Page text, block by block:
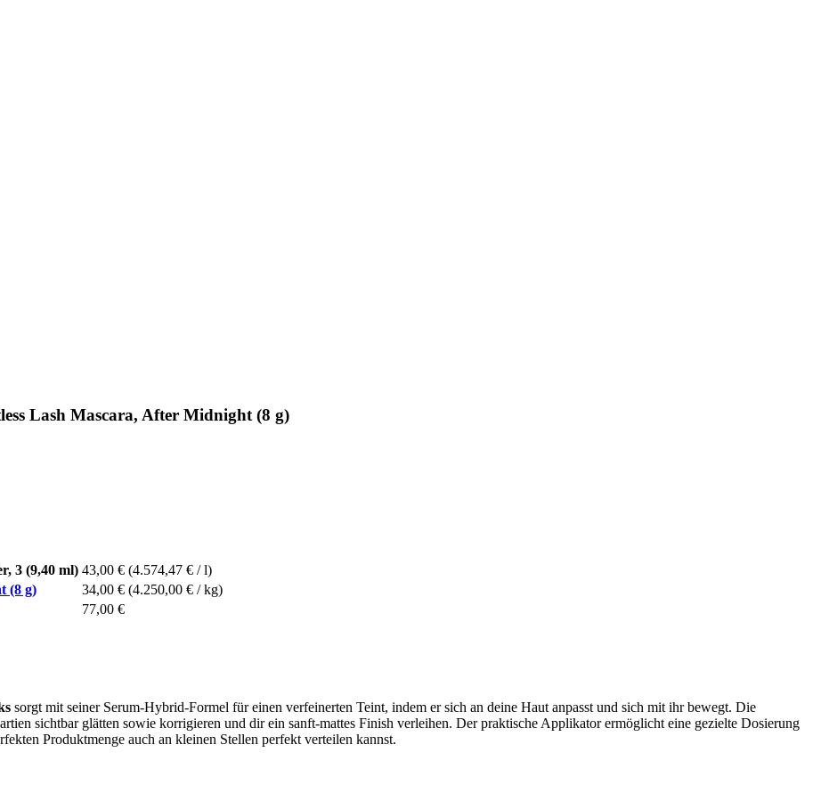
Lash Mascara, After Midnight (8 g)
3 (9,40 ml) 43,00 € (4.574,47 € / l)
(8 g)
34,00 € (4.250,00 € / kg)
77,00 €
sorgt mit seiner Serum-Hybrid-Formel für einen verfeinerten Teint, indem er sich an deine Haut anpasst und sich mit ihr bewegt. Die
sichtbar glätten sowie korrigieren und dir ein sanft-mattes Finish verleihen. Der praktische Applikator ermöglicht eine gezielte Dosierung
Produktmenge auch an kleinen Stellen perfekt verteilen kannst.